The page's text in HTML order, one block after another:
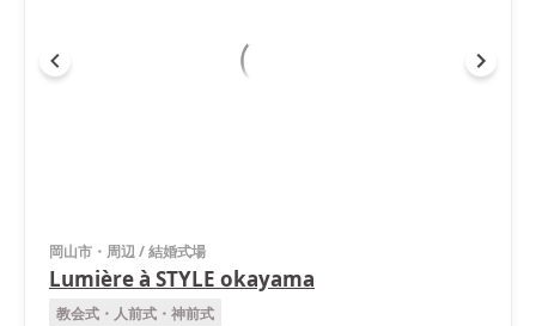
岡山市・周辺/結婚式場
Lumière à STYLE okayama
教会式・人前式・神前式